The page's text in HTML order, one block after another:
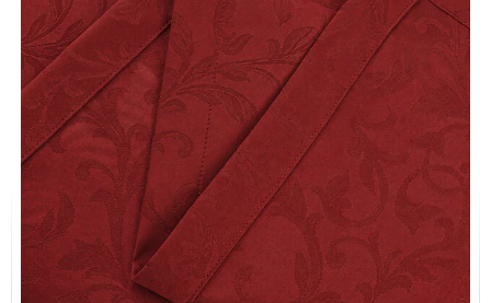
Bieżnik plamoodporny z mankietem O5 Ares bordowy (11)